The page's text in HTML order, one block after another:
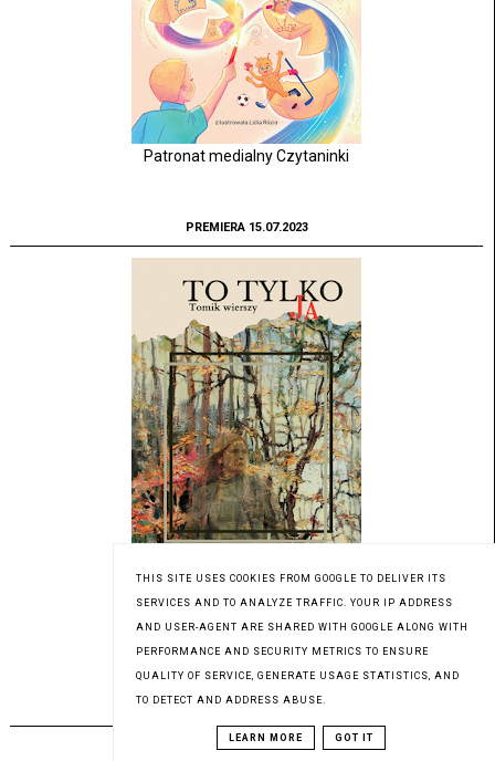
Patronat medialny Czytaninki
PREMIERA 15.07.2023
Patronat medialny Czytaninki
PREMIERA 12.07.2023
THIS SITE USES COOKIES FROM GOOGLE TO DELIVER ITS
SERVICES AND TO ANALYZE TRAFFIC. YOUR IP ADDRESS
AND USER-AGENT ARE SHARED WITH GOOGLE ALONG WITH
PERFORMANCE AND SECURITY METRICS TO ENSURE
QUALITY OF SERVICE, GENERATE USAGE STATISTICS, AND
TO DETECT AND ADDRESS ABUSE.
LEARN MORE GOT IT